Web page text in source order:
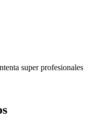
super profesionales